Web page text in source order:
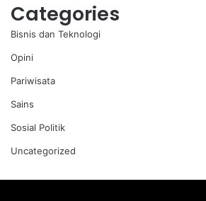
Categories
Bisnis dan Teknologi
Opini
Pariwisata
Sains
Sosial Politik
Uncategorized